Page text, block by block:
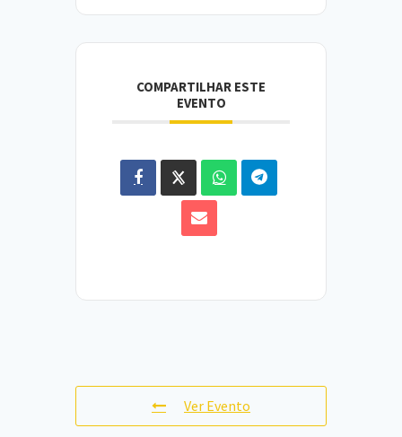
COMPARTILHAR ESTE
EVENTO
Ver Evento